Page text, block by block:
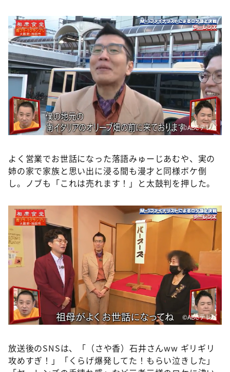
©️ABCテレビ
よく営業でお世話になった落語みゅーじあむや、実の
姉の家で家族と思い出に浸る間も漫才と同様ボケ倒
し。ノブも「これは売れます！」と太鼓判を押した。
©️ABCテレビ
放送後のSNSは、「（さや香）石井さんww ギリギリ
攻めすぎ！」「くらげ爆発してた！もらい泣きした」